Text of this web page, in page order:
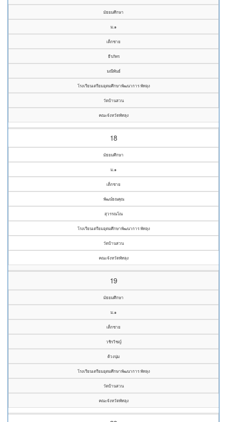
มัธยมศึกษา
ม.๑
เด็กชาย
ธีรภัทร
มณีพันธ์
โรงเรียนเตรียมอุดมศึกษาพัฒนาการ พัทลุง
วัดบ้านสวน
คณะจังหวัดพัทลุง
18
มัธยมศึกษา
ม.๑
เด็กชาย
พัฒน์ธณคุณ
สุวรรณโณ
โรงเรียนเตรียมอุดมศึกษาพัฒนาการ พัทลุง
วัดบ้านสวน
คณะจังหวัดพัทลุง
19
มัธยมศึกษา
ม.๑
เด็กชาย
วชิรวิชญ์
ด้วงนุ่ม
โรงเรียนเตรียมอุดมศึกษาพัฒนาการ พัทลุง
วัดบ้านสวน
คณะจังหวัดพัทลุง